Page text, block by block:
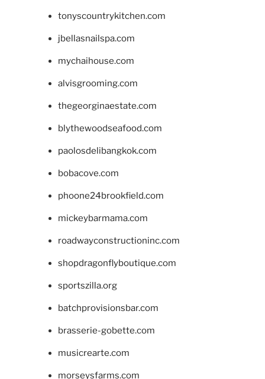
tonyscountrykitchen.com
jbellasnailspa.com
mychaihouse.com
alvisgrooming.com
thegeorginaestate.com
blythewoodseafood.com
paolosdelibangkok.com
bobacove.com
phoone24brookfield.com
mickeybarmama.com
roadwayconstructioninc.com
shopdragonflyboutique.com
sportszilla.org
batchprovisionsbar.com
brasserie-gobette.com
musicrearte.com
morseysfarms.com